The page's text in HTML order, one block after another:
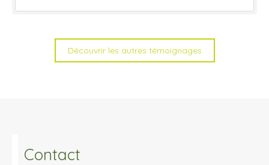
Découvrir les autres témoignages
Contact